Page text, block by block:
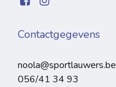
Contactgegevens
noola@sportlauwers.be
056/41 34 93